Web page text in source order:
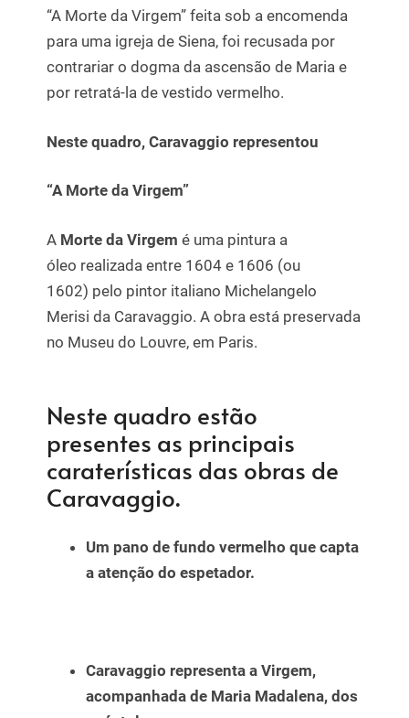
“A Morte da Virgem” feita sob a encomenda
para uma igreja de Siena, foi recusada por
contrariar o dogma da ascensão de Maria e
por retratá-la de vestido vermelho.
Neste quadro, Caravaggio representou
“A Morte da Virgem”
A Morte da Virgem é uma pintura a
óleo realizada entre 1604 e 1606 (ou
1602) pelo pintor italiano Michelangelo
Merisi da Caravaggio. A obra está preservada
no Museu do Louvre, em Paris.
Neste quadro estão
presentes as principais
caraterísticas das obras de
Caravaggio.
Um pano de fundo vermelho que capta
a atenção do espetador.
Caravaggio representa a Virgem,
acompanhada de Maria Madalena, dos